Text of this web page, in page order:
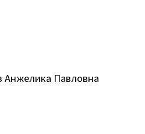
Анжелика Павловна